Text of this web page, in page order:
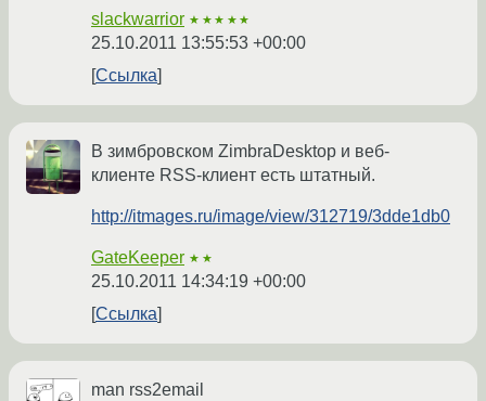
slackwarrior ★★★★★
25.10.2011 13:55:53 +00:00
Ссылка
В зимбровском ZimbraDesktop и веб-
клиенте RSS-клиент есть штатный.
http://itmages.ru/image/view/312719/3dde1db0
GateKeeper ★★
25.10.2011 14:34:19 +00:00
Ссылка
man rss2email